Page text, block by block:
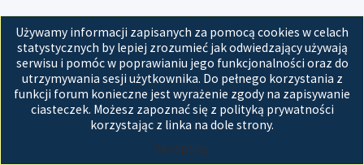
Używamy informacji zapisanych za pomocą cookies w celach
statystycznych by lepiej zrozumieć jak odwiedzający używają
serwisu i pomóc w poprawianiu jego funkcjonalności oraz do
utrzymywania sesji użytkownika. Do pełnego korzystania z
funkcji forum konieczne jest wyrażenie zgody na zapisywanie
ciasteczek. Możesz zapoznać się z polityką prywatności
korzystając z linka na dole strony.
Akceptuję